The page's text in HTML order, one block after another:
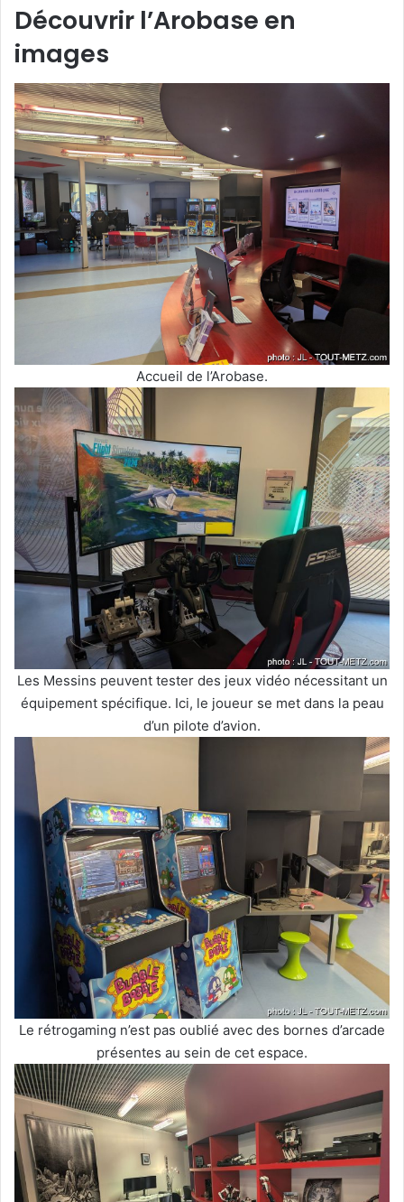
Découvrir l’Arobase en
images
Accueil de l’Arobase.
Les Messins peuvent tester des jeux vidéo nécessitant un
équipement spécifique. Ici, le joueur se met dans la peau
d’un pilote d’avion.
Le rétrogaming n’est pas oublié avec des bornes d’arcade
présentes au sein de cet espace.